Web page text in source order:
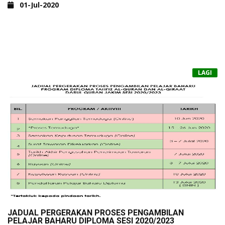
01-Jul-2020
LAGI
JADUAL PERGERAKAN PROSES PENGAMBILAN
PELAJAR BAHARU DIPLOMA SESI 2020/2023